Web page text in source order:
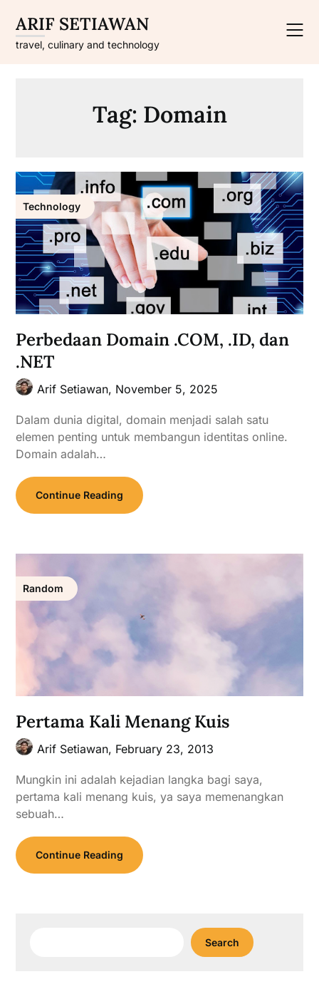
content
ARIF SETIAWAN
travel, culinary and technology
Tag: Domain
Technology
Perbedaan Domain .COM, .ID, dan
.NET
Arif Setiawan, November 5, 2025
Dalam dunia digital, domain menjadi salah satu
elemen penting untuk membangun identitas online.
Domain adalah…
Continue Reading
Random
Pertama Kali Menang Kuis
Arif Setiawan, February 23, 2013
Mungkin ini adalah kejadian langka bagi saya,
pertama kali menang kuis, ya saya memenangkan
sebuah…
Continue Reading
Search